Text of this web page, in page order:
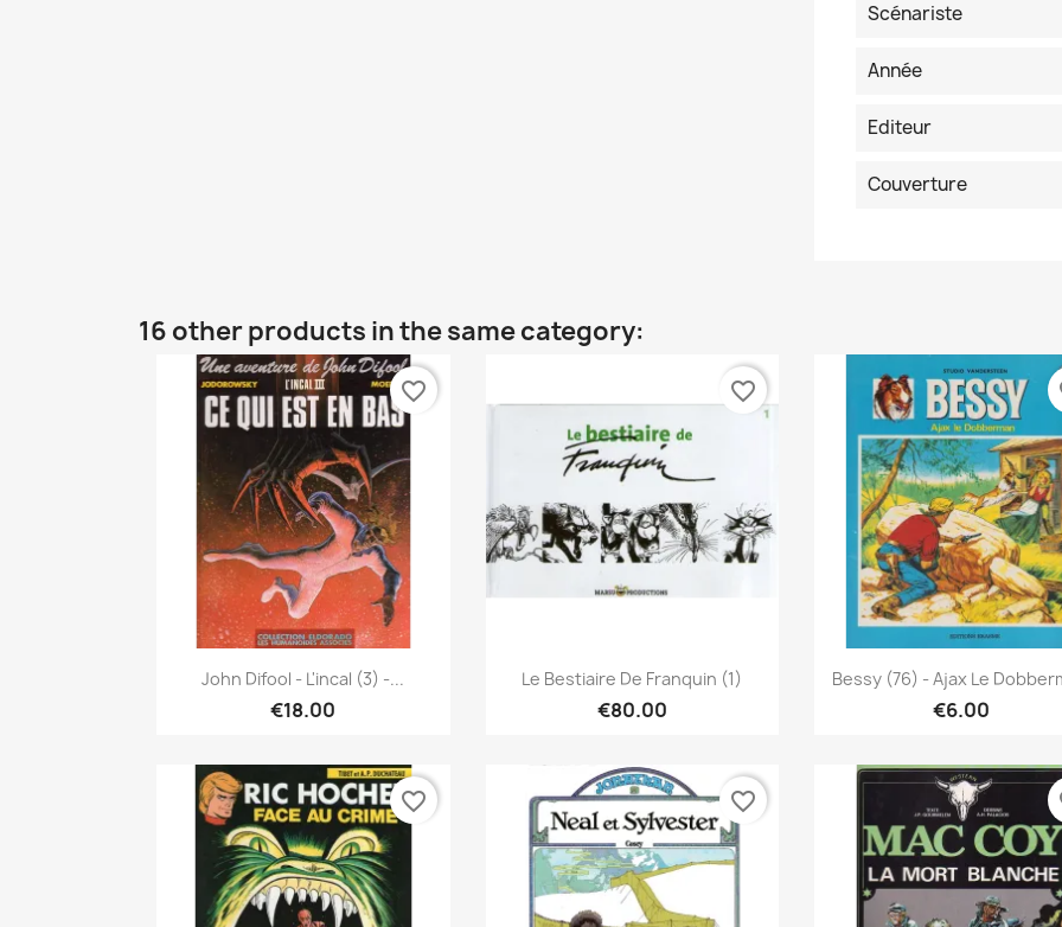
Scénariste
Année
Editeur
Couverture
16 other products in the same category:
Quick view
John Difool - L'incal (3) -...
€18.00
favorite_border
Quick view
Le Bestiaire De Franquin (1)
€80.00
favorite_border
 Quick view
Bessy (76) - Ajax Le
€6.00
favorite_border favorite_border